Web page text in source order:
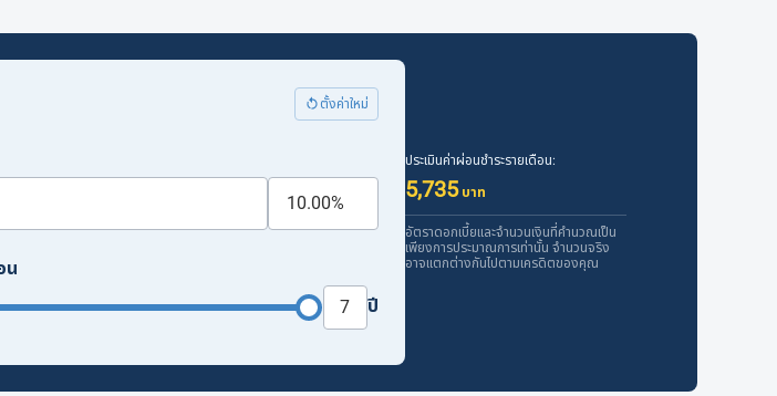
ตั้งค่าใหม่
น
ปี
ประเมินค่าผ่อนชำระรายเดือน:
5,735 บาท
อัตราดอกเบี้ยและจำนวนเงินที่คำนวณเป็น
เพียงการประมาณการเท่านั้น จำนวนจริง
อาจแตกต่างกันไปตามเครดิตของคุณ